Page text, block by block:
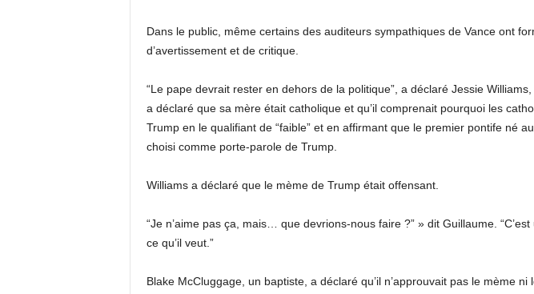
Dans le public, même certains des auditeurs sympathiques de Vance ont
d’avertissement et de critique.
“Le pape devrait rester en dehors de la politique”, a déclaré Jessie
a déclaré que sa mère était catholique et qu’il comprenait pourquoi les
Trump en le qualifiant de “faible” et en affirmant que le premier pontife né
choisi comme porte-parole de Trump.
Williams a déclaré que le mème de Trump était offensant.
“Je n’aime pas ça, mais… que devrions-nous faire ?” » dit Guillaume.
ce qu’il veut.”
Blake McCluggage, un baptiste, a déclaré qu’il n’approuvait pas le mème